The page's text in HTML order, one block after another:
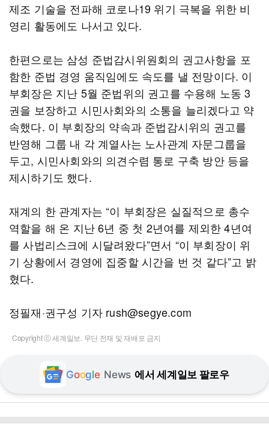
제조 기술을 전파해 코로나19 위기 극복을 위한 비
영리 활동에도 나서고 있다.
한편으로는 삼성 준법감시위원회의 권고사항을 포
함한 준법 경영 움직임에도 속도를 낼 전망이다. 이
부회장은 지난 5월 준법위의 권고를 수용해 노동 3
권을 보장하고 시민사회와의 소통을 늘리겠다고 약
속했다. 이 부회장의 약속과 준법감시위의 권고를
반영해 그룹 내 각 계열사는 노사관계 자문그룹을
두고, 시민사회와의 의견수렴 통로 구축 방안 등을
제시하기도 했다.
재계의 한 관계자는 “이 부회장은 실질적으로 총수
역할을 해 온 지난 6년 중 첫 2년여를 제외한 4년여
를 사법리스크에 시달려왔다”면서 “이 부회장이 위
기 상황에서 경영에 집중할 시간을 번 것 같다”고 밝
혔다.
정필재·권구성 기자 rush@segye.com
Copyright ⓒ 세계일보. 무단 전재 및 재배포 금지
Google News 에서 세계일보 팔로우